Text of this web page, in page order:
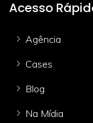
Acesso
Agência
Cases
Blog
Na Mídia